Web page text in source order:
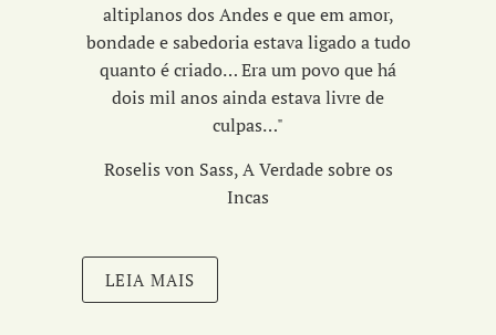
altiplanos dos Andes e que em amor,
bondade e sabedoria estava ligado a tudo
quanto é criado… Era um povo que há
dois mil anos ainda estava livre de
culpas…"
Roselis von Sass, A Verdade sobre os
Incas
LEIA MAIS